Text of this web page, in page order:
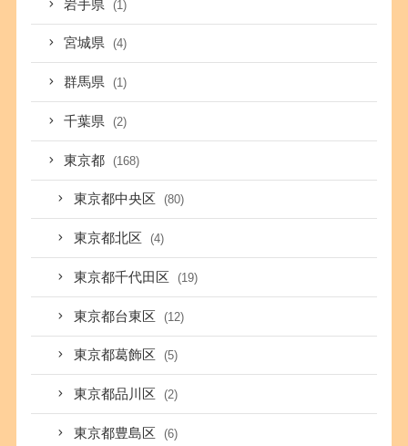
岩手県 (1)
宮城県 (4)
群馬県 (1)
千葉県 (2)
東京都 (168)
東京都中央区 (80)
東京都北区 (4)
東京都千代田区 (19)
東京都台東区 (12)
東京都葛飾区 (5)
東京都品川区 (2)
東京都豊島区 (6)